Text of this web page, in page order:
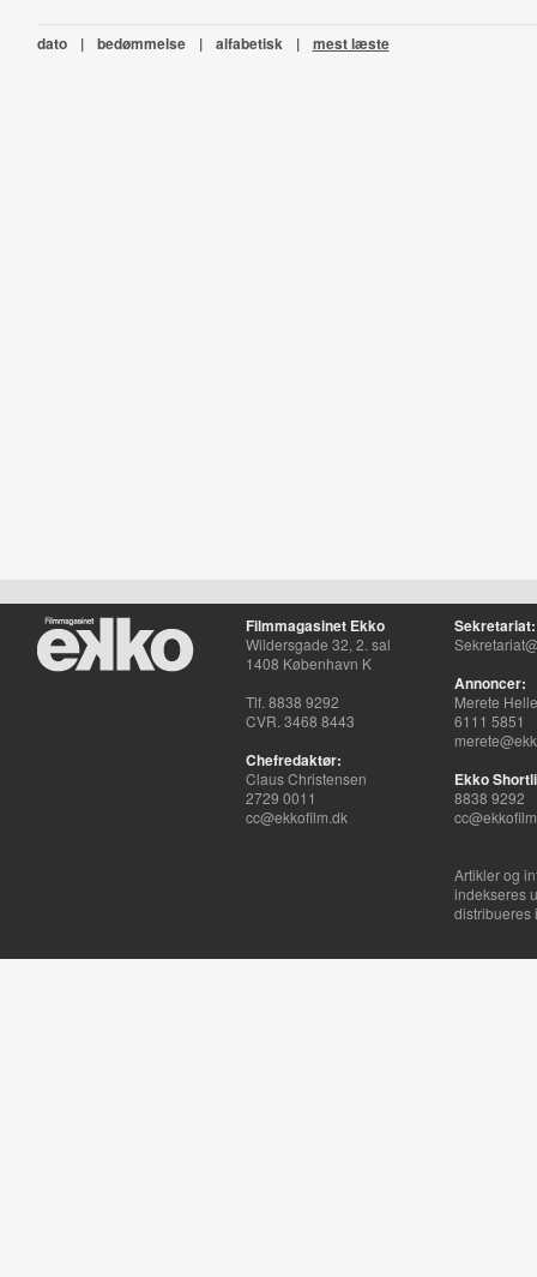
dato | bedømmelse | alfabetisk | mest læste
Filmmagasinet Ekko
Wildersgade 32, 2. sal
1408 København K
Tlf. 8838 9292
CVR. 3468 8443
Chefredaktør:
Claus Christensen
2729 0011
cc@ekkofilm.dk
Sekretariat:
Annoncer:
Merete
6111 5851
Ekko
8838 9292
Artikler og
indekseres
distribueres